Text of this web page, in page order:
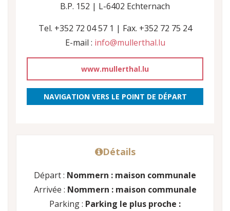
B.P. 152 | L-6402 Echternach
Tel. +352 72 04 57 1 | Fax. +352 72 75 24
E-mail : info@mullerthal.lu
www.mullerthal.lu
NAVIGATION VERS LE POINT DE DÉPART
Détails
Départ : Nommern : maison communale
Arrivée : Nommern : maison communale
Parking : Parking le plus proche :